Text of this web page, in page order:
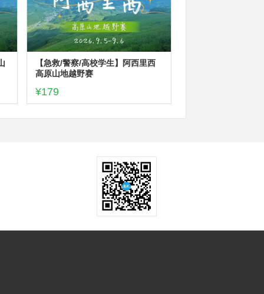
【急救/警察/高校学生】阿西里西
高原山地越野赛
¥179